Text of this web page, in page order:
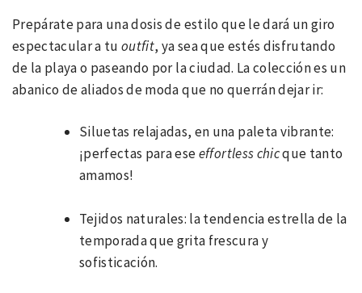
Prepárate para una dosis de estilo que le dará un giro
espectacular a tuoutfit, ya sea que estés disfrutando
de la playa o paseando por la ciudad. La colección es un
abanico de aliados de moda que no querrán dejar ir:
Siluetas relajadas, en una paleta vibrante:
¡perfectas para eseeffortless chicque tanto
amamos!
Tejidos naturales: la tendencia estrella de la
temporada que grita frescura y
sofisticación.